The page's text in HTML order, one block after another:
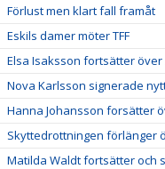
Förlust men klart fall framåt
Eskils damer möter TFF
Elsa Isaksson fortsätter över
Nova Karlsson signerade
Hanna Johansson forsätter
Skyttedrottningen förlänger
Matilda Waldt fortsätter och